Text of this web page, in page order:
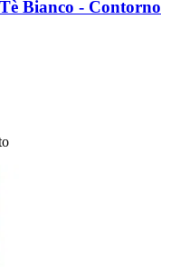
Bianco -​ Contorno